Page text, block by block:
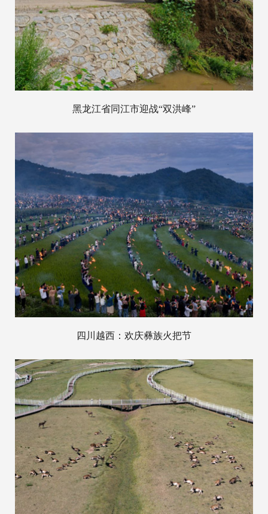
黑龙江省同江市迎战“双洪峰”
四川越西：欢庆彝族火把节